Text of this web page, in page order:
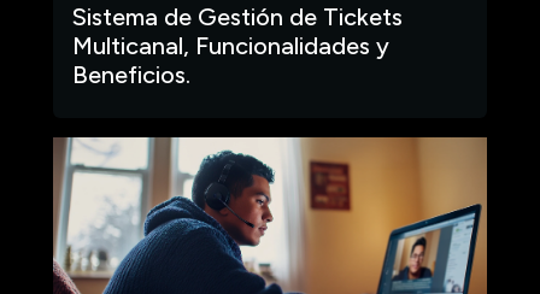
Sistema de Gestión de Tickets
Multicanal, Funcionalidades y
Beneficios.